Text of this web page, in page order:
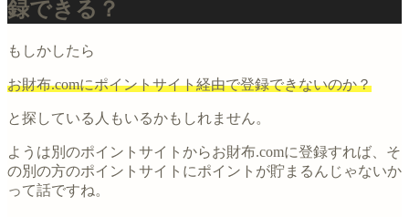
録できる？
もしかしたら
お財布.comにポイントサイト経由で登録できないのか？
と探している人もいるかもしれません。
ようは別のポイントサイトからお財布.comに登録すれば、そ
の別の方のポイントサイトにポイントが貯まるんじゃないか
って話ですね。